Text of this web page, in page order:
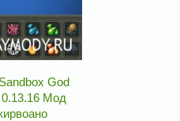
God
Мод